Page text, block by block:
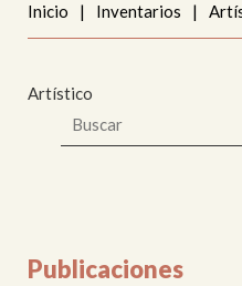
Inicio | Inventarios |
Artístico
Publicaciones